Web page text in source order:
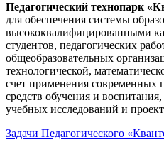
Педагогический технопарк
для обеспечения системы
высококвалифицированными
студентов, педагогических
общеобразовательных
технологической,
счет применения современных
средств обучения и
учебных исследований и
Задачи Педагогического